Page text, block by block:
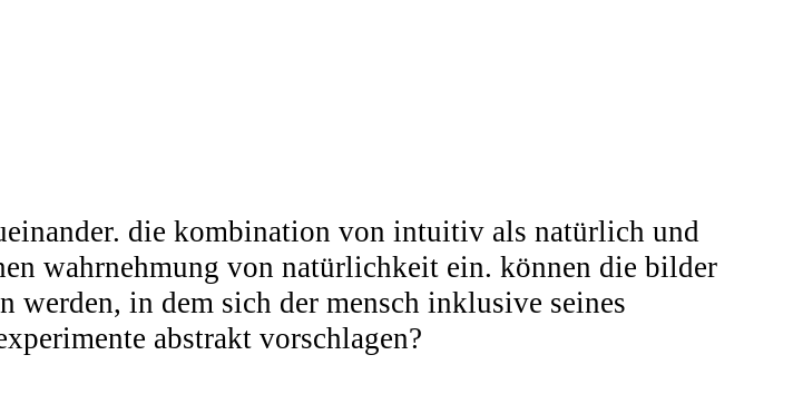
die kombination von intuitiv als natürlich und
wahrnehmung von natürlichkeit ein. können die bilder
werden, in dem sich der mensch inklusive seines
abstrakt vorschlagen?